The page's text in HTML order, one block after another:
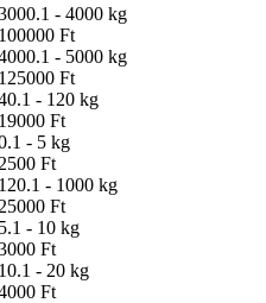
- 4000 kg
Ft
- 5000 kg
Ft
- 120 kg
Ft
- 5 kg
Ft
- 1000 kg
Ft
- 10 kg
Ft
- 20 kg
Ft